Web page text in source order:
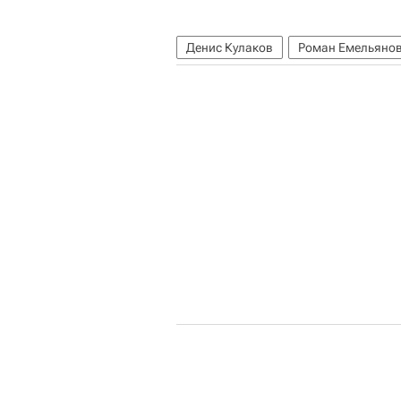
Денис Кулаков Роман Емельянов